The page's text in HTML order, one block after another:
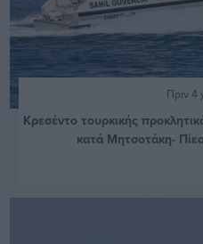
Πριν 4
Κρεσέντο τουρκικής
κατά Μητσοτάκη-